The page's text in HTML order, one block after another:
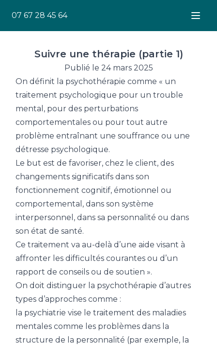
07 67 28 45 64
Suivre une thérapie (partie 1)
Publié le 24 mars 2025
On définit la psychothérapie comme « un
traitement psychologique pour un trouble
mental, pour des perturbations
comportementales ou pour tout autre
problème entraînant une souffrance ou une
détresse psychologique.
Le but est de favoriser, chez le client, des
changements significatifs dans son
fonctionnement cognitif, émotionnel ou
comportemental, dans son système
interpersonnel, dans sa personnalité ou dans
son état de santé.
Ce traitement va au-delà d’une aide visant à
affronter les difficultés courantes ou d’un
rapport de conseils ou de soutien ».
On doit distinguer la psychothérapie d’autres
types d’approches comme :
la psychiatrie vise le traitement des maladies
mentales comme les problèmes dans la
structure de la personnalité (par exemple, la